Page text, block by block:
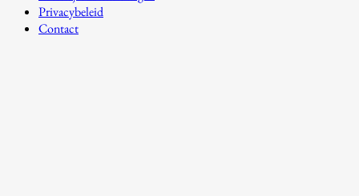
Privacybeleid
Contact